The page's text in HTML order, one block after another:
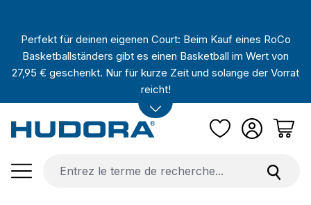
Perfekt für deinen eigenen Court: Beim Kauf eines RoCo
Basketballständers gibt es einen Basketball im Wert von
27,95 € geschenkt. Nur für kurze Zeit und solange der Vorrat
reicht!